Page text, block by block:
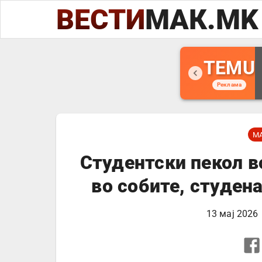
ВЕСТИМАК.MK
TEMU
Реклама
Студентски пекол
во собите,
13 мај 2026